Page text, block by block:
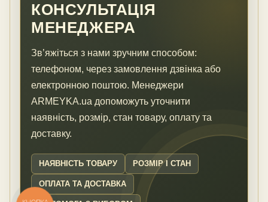
КОНСУЛЬТАЦІЯ
МЕНЕДЖЕРА
Зв’яжіться з нами зручним способом:
телефоном, через замовлення дзвінка або
електронною поштою. Менеджери
ARMEYKA.ua допоможуть уточнити
наявність, розмір, стан товару, оплату та
доставку.
НАЯВНІСТЬ ТОВАРУ РОЗМІР І СТАН
ОПЛАТА ТА ДОСТАВКА